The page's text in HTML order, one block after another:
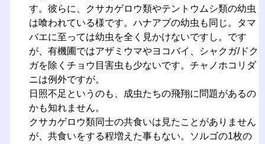
す。彼らに、クサカゲロウ類やテントウムシ類の幼虫
は喰われている様です。ハナアブの幼虫も同じ。タマ
バエに至っては幼虫を全く見かけないですし。です
が、有機圃ではアザミウマやヨコバイ、シャクガ/ドク
ガを除くチョウ目害虫も少ないです。チャノホコリダ
ニは例外ですが。
日照不足というのも、成虫たちの飛翔に問題があるの
かも知れません。
クサカゲロウ類同士の共食いは見たことがありません
が、共食いをする程増えた事もない。ソルゴの1枚の